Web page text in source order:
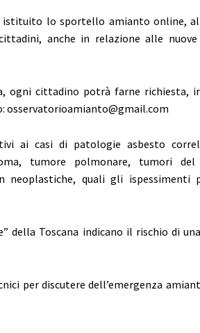
istituito lo sportello amianto online,
anche in relazione alle nuove
ogni cittadino potrà farne richiesta,
osservatorioamianto@gmail.com
ai casi di patologie asbesto
tumore polmonare, tumori
quali gli ispessimenti
della Toscana indicano il rischio di
per discutere dell’emergenza